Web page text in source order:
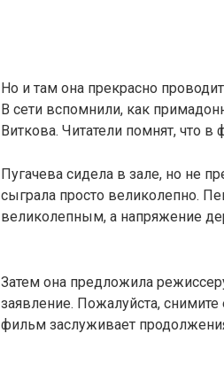
Но и там она прекрасно
В сети вспомнили, как
Виткова. Читатели помнят, что
Пугачева сидела в зале, но не
сыграла просто великолепно.
великолепным, а напряжение
Затем она предложила
заявление. Пожалуйста, снимите
фильм заслуживает